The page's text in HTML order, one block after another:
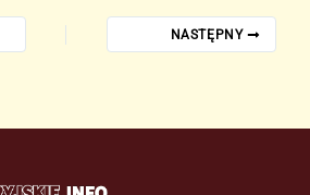
NASTĘPNY